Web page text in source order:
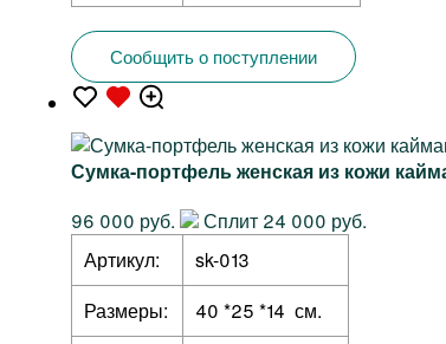
Сообщить о поступлении
Сумка-портфель женская из кожи
96 000 руб.
Сплит 24 000 руб.
Артикул:
sk-013
Размеры:
40 *25 *14 см.